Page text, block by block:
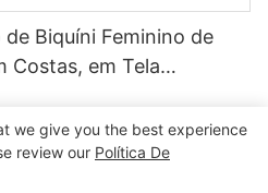
Biquíni Feminino de
Costas, em Tela
Lanteng Sports Products Co.,
we give you the best experience
review our Política De